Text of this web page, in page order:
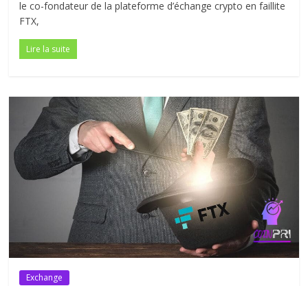
le co-fondateur de la plateforme d’échange crypto en faillite
FTX,
Lire la suite
Exchange